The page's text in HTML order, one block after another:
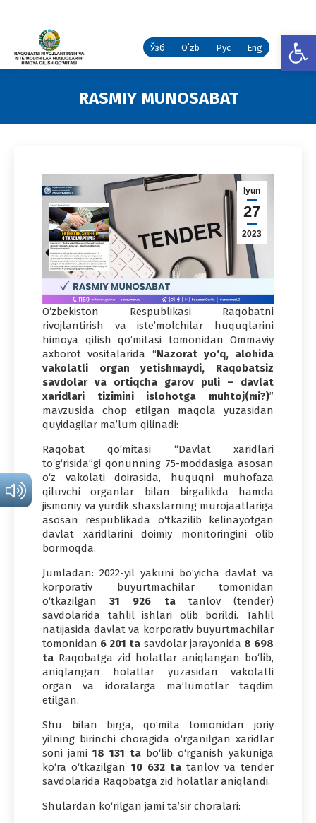
Ўзб Oʻzb Рус Eng
RASMIY MUNOSABAT
Iyun
27
2023
O‘zbekiston Respublikasi Raqobatni
rivojlantirish va iste’molchilar huquqlarini
himoya qilish qo‘mitasi tomonidan Ommaviy
axborot vositalarida “Nazorat yo‘q, alohida
vakolatli organ yetishmaydi, Raqobatsiz
savdolar va ortiqcha garov puli – davlat
xaridlari tizimini islohotga muhtoj(mi?)”
mavzusida chop etilgan maqola yuzasidan
quyidagilar ma’lum qilinadi:
Raqobat qo‘mitasi “Davlat xaridlari
to‘g‘risida”gi qonunning 75-moddasiga asosan
o‘z vakolati doirasida, huquqni muhofaza
qiluvchi organlar bilan birgalikda hamda
jismoniy va yurdik shaxslarning murojaatlariga
asosan respublikada o‘tkazilib kelinayotgan
davlat xaridlarini doimiy monitoringini olib
bormoqda.
Jumladan: 2022-yil yakuni bo‘yicha davlat va
korporativ buyurtmachilar tomonidan
o‘tkazilgan31 926 tatanlov (tender)
savdolarida tahlil ishlari olib borildi. Tahlil
natijasida davlat va korporativ buyurtmachilar
tomonidan 6 201 ta savdolar jarayonida 8 698
ta Raqobatga zid holatlar aniqlangan bo‘lib,
aniqlangan holatlar yuzasidan vakolatli
organ va idoralarga ma’lumotlar taqdim
etilgan.
Shu bilan birga, qo‘mita tomonidan joriy
yilning birinchi choragida o‘rganilgan xaridlar
soni jami 18 131 ta bo‘lib o‘rganish yakuniga
ko‘ra o‘tkazilgan 10 632 ta tanlov va tender
savdolarida Raqobatga zid holatlar aniqlandi.
Shulardan ko‘rilgan jami ta’sir choralari: